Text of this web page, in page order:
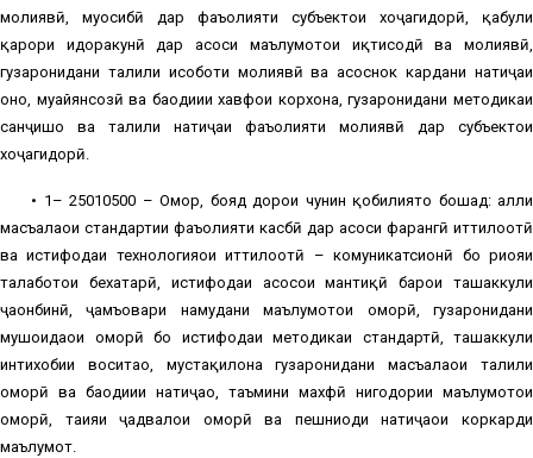
молиявӣ, муҳосибӣ дар фаъолияти субъектҳои хоҷагидорӣ, қабули
қарори идоракунӣ дар асоси маълумотҳои иқтисодӣ ва молиявӣ,
гузаронидани таҳлили ҳисоботи молиявӣ ва асоснок кардани натиҷаи
онҳо, муайянсозӣ ва баҳодиҳии хавфҳои корхона, гузаронидани методикаи
санҷишҳо ва таҳлили натиҷаи фаъолияти молиявӣ дар субъектҳои
хоҷагидорӣ.
• 1– 25010500 – Омор, бояд дорои чунин қобилиятҳо бошад: ҳалли
масъалаҳои стандартии фаъолияти касбӣ дар асоси фарҳангӣ иттилоотӣ
ва истифодаи технологияҳои иттилоотӣ – комуникатсионӣ бо риояи
талаботҳои бехатарӣ, истифодаи асосҳои мантиқӣ барои ташаккули
ҷаҳонбинӣ, ҷамъовари намудани маълумотҳои оморӣ, гузаронидани
мушоҳидаҳои оморӣ бо истифодаи методикаи стандартӣ, ташаккули
интихобии воситаҳо, мустақилона гузаронидани масъалаҳои таҳлили
оморӣ ва баҳодиҳии натиҷаҳо, таъмини махфӣ нигоҳдории маълумотҳои
оморӣ, таҳияи ҷадвалҳои оморӣ ва пешниҳоди натиҷаҳои коркарди
маълумот.